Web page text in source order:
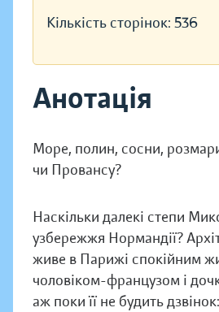
Кількість сторінок: 536
Анотація
Море, полин, сосни,
чи Провансу?
Наскільки далекі степи
узбережжя Нормандії?
живе в Парижі спокійним
чоловіком-французом і
аж поки її не будить